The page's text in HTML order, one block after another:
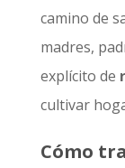
camino de
madres,
explícito de
cultivar
Cómo